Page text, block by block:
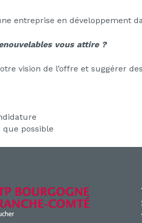
entreprise en développement
vous attire ?
vision de l’offre et suggérer
possible